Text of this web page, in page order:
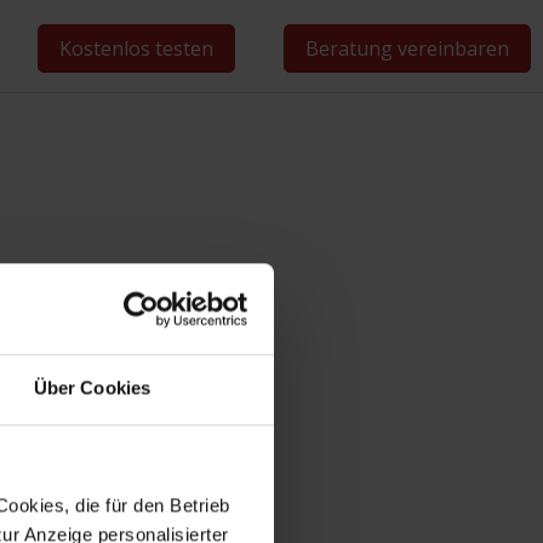
Über Cookies
die für den Betrieb
Anzeige personalisierter
Kostenlos testen Beratung vereinbaren
CASA
heraus
wird in den